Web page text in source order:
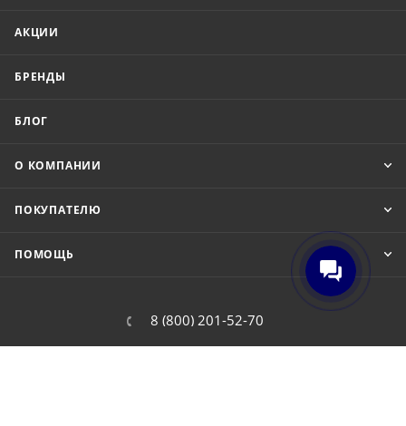
АКЦИИ
БРЕНДЫ
БЛОГ
О КОМПАНИИ
ПОКУПАТЕЛЮ
ПОМОЩЬ
8 (800) 201-52-70
order@cit.ru